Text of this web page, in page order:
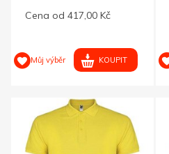
Cena od 417,00 Kč
Můj výběr KOUPIT